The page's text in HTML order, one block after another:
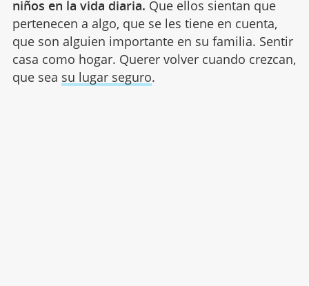
niños en la vida diaria. Que ellos sientan que
pertenecen a algo, que se les tiene en cuenta,
que son alguien importante en su familia. Sentir
casa como hogar. Querer volver cuando crezcan,
que sea su lugar seguro.